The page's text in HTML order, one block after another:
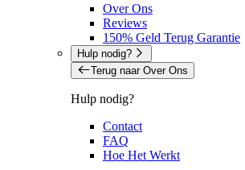
Over Ons
Reviews
150% Geld Terug Garantie
Hulp nodig?
Terug naar Over Ons
Hulp nodig?
Contact
FAQ
Hoe Het Werkt